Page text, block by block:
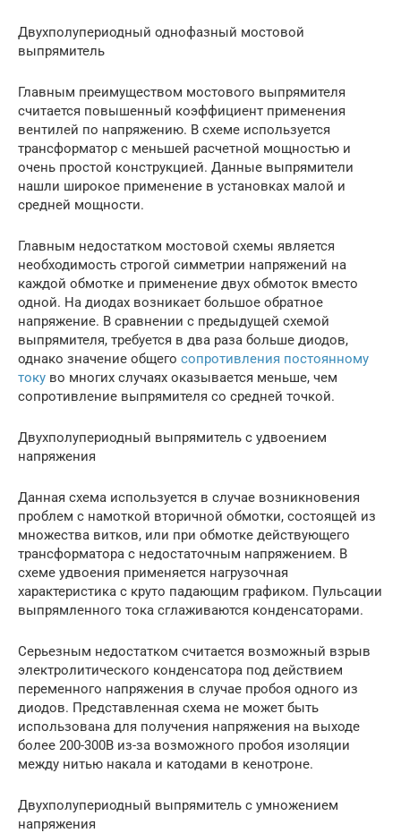
Двухполупериодный однофазный мостовой
выпрямитель
Главным преимуществом мостового выпрямителя
считается повышенный коэффициент применения
вентилей по напряжению. В схеме используется
трансформатор с меньшей расчетной мощностью и
очень простой конструкцией. Данные выпрямители
нашли широкое применение в установках малой и
средней мощности.
Главным недостатком мостовой схемы является
необходимость строгой симметрии напряжений на
каждой обмотке и применение двух обмоток вместо
одной. На диодах возникает большое обратное
напряжение. В сравнении с предыдущей схемой
выпрямителя, требуется в два раза больше диодов,
однако значение общего сопротивления постоянному
току во многих случаях оказывается меньше, чем
сопротивление выпрямителя со средней точкой.
Двухполупериодный выпрямитель с удвоением
напряжения
Данная схема используется в случае возникновения
проблем с намоткой вторичной обмотки, состоящей из
множества витков, или при обмотке действующего
трансформатора с недостаточным напряжением. В
схеме удвоения применяется нагрузочная
характеристика с круто падающим графиком. Пульсации
выпрямленного тока сглаживаются конденсаторами.
Серьезным недостатком считается возможный взрыв
электролитического конденсатора под действием
переменного напряжения в случае пробоя одного из
диодов. Представленная схема не может быть
использована для получения напряжения на выходе
более 200-300В из-за возможного пробоя изоляции
между нитью накала и катодами в кенотроне.
Двухполупериодный выпрямитель с умножением
напряжения